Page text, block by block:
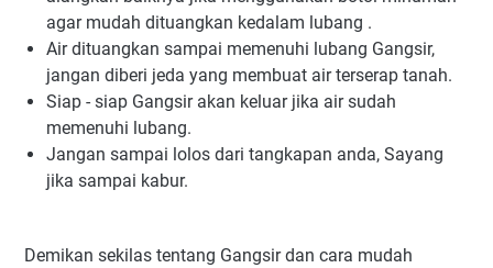
agar mudah dituangkan kedalam lubang .
Air dituangkan sampai memenuhi lubang Gangsir,
jangan diberi jeda yang membuat air terserap tanah.
Siap - siap Gangsir akan keluar jika air sudah
memenuhi lubang.
Jangan sampai lolos dari tangkapan anda, Sayang
jika sampai kabur.
Demikan sekilas tentang Gangsir dan cara mudah